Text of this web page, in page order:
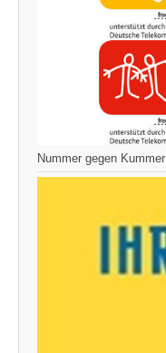
Nummer gegen Kummer